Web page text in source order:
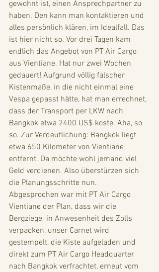
gewohnt ist, einen Ansprechpartner zu
haben. Den kann man kontaktieren und
alles persönlich klären, im Idealfall. Das
ist hier nicht so. Vor drei Tagen kam
endlich das Angebot von PT Air Cargo
aus Vientiane. Hat nur zwei Wochen
gedauert! Aufgrund völlig falscher
Kistenmaße, in die nicht einmal eine
Vespa gepasst hätte, hat man errechnet,
dass der Transport per LKW nach
Bangkok etwa 2400 US$ koste. Aha, so
so. Zur Verdeutlichung: Bangkok liegt
etwa 650 Kilometer von Vientiane
entfernt. Da möchte wohl jemand viel
Geld verdienen. Also überstürzen sich
die Planungsschritte nun.
Abgesprochen war mit PT Air Cargo
Vientiane der Plan, dass wir die
Bergziege  in Anwesenheit des Zolls
verpacken, unser Carnet wird
gestempelt, die Kiste aufgeladen und
direkt zum PT Air Cargo Headquarter
nach Bangkok verfrachtet, erneut vom